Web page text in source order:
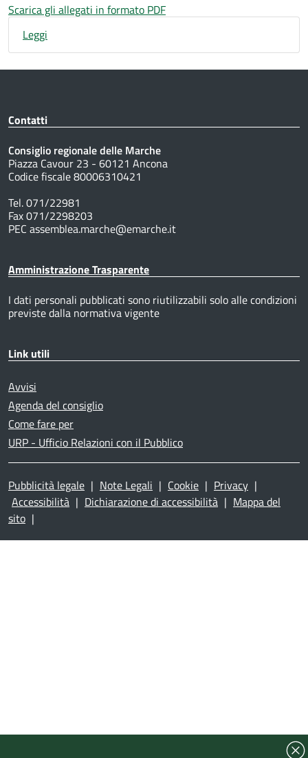
Scarica gli allegati in formato PDF
Leggi
Contatti
Consiglio regionale delle Marche
Piazza Cavour 23 - 60121 Ancona
Codice fiscale 80006310421
Tel. 071/22981
Fax 071/2298203
PEC assemblea.marche@emarche.it
Amministrazione Trasparente
I dati personali pubblicati sono riutilizzabili solo alle condizioni
previste dalla normativa vigente
Link utili
Avvisi
Agenda del consiglio
Come fare per
URP - Ufficio Relazioni con il Pubblico
Pubblicità legale | Note Legali | Cookie | Privacy |
Accessibilità | Dichiarazione di accessibilità | Mappa del
sito |